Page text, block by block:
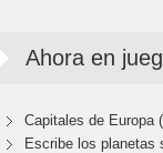
Ahora en
Capitales de Europa
Escribe los planetas